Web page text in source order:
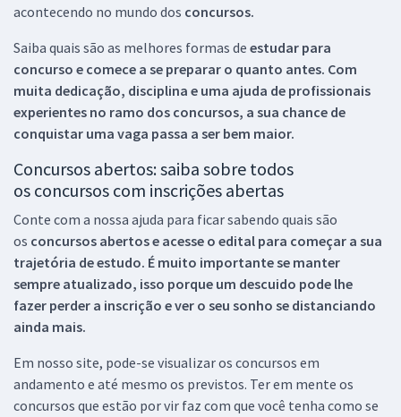
acontecendo no mundo dos concursos.
Saiba quais são as melhores formas de estudar para
concurso e comece a se preparar o quanto antes. Com
muita dedicação, disciplina e uma ajuda de profissionais
experientes no ramo dos concursos, a sua chance de
conquistar uma vaga passa a ser bem maior.
Concursos abertos: saiba sobre todos
os concursos com inscrições abertas
Conte com a nossa ajuda para ficar sabendo quais são
os concursos abertos e acesse o edital para começar a sua
trajetória de estudo. É muito importante se manter
sempre atualizado, isso porque um descuido pode lhe
fazer perder a inscrição e ver o seu sonho se distanciando
ainda mais.
Em nosso site, pode-se visualizar os concursos em
andamento e até mesmo os previstos. Ter em mente os
concursos que estão por vir faz com que você tenha como se